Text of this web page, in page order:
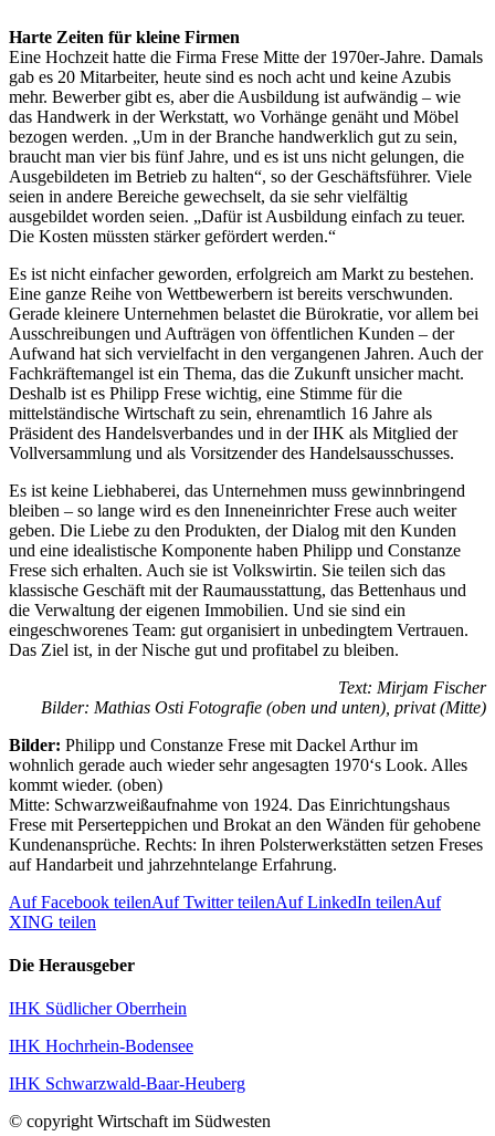
Harte Zeiten für kleine Firmen
Eine Hochzeit hatte die Firma Frese Mitte der 1970er-Jahre. Damals
gab es 20 Mitarbeiter, heute sind es noch acht und keine Azubis
mehr. Bewerber gibt es, aber die Ausbildung ist aufwändig – wie
das Handwerk in der Werkstatt, wo Vorhänge genäht und Möbel
bezogen werden. „Um in der Branche handwerklich gut zu sein,
braucht man vier bis fünf Jahre, und es ist uns nicht gelungen, die
Ausgebildeten im Betrieb zu halten“, so der Geschäftsführer. Viele
seien in andere Bereiche gewechselt, da sie sehr vielfältig
ausgebildet worden seien. „Dafür ist Ausbildung einfach zu teuer.
Die Kosten müssten stärker gefördert werden.“
Es ist nicht einfacher geworden, erfolgreich am Markt zu bestehen.
Eine ganze Reihe von Wettbewerbern ist bereits verschwunden.
Gerade kleinere Unternehmen belastet die Bürokratie, vor allem bei
Ausschreibungen und Aufträgen von öffentlichen Kunden – der
Aufwand hat sich vervielfacht in den vergangenen Jahren. Auch der
Fachkräftemangel ist ein Thema, das die Zukunft unsicher macht.
Deshalb ist es Philipp Frese wichtig, eine Stimme für die
mittelständische Wirtschaft zu sein, ehrenamtlich 16 Jahre als
Präsident des Handelsverbandes und in der IHK als Mitglied der
Vollversammlung und als Vorsitzender des Handelsausschusses.
Es ist keine Liebhaberei, das Unternehmen muss gewinnbringend
bleiben – so lange wird es den Inneneinrichter Frese auch weiter
geben. Die Liebe zu den Produkten, der Dialog mit den Kunden
und eine idealistische Komponente haben Philipp und Constanze
Frese sich erhalten. Auch sie ist Volkswirtin. Sie teilen sich das
klassische Geschäft mit der Raumausstattung, das Bettenhaus und
die Verwaltung der eigenen Immobilien. Und sie sind ein
eingeschworenes Team: gut organisiert in unbedingtem Vertrauen.
Das Ziel ist, in der Nische gut und profitabel zu bleiben.
Text: Mirjam Fischer
Bilder: Mathias Osti Fotografie (oben und unten), privat (Mitte)
Bilder: Philipp und Constanze Frese mit Dackel Arthur im
wohnlich gerade auch wieder sehr angesagten 1970‘s Look. Alles
kommt wieder. (oben)
Mitte: Schwarzweißaufnahme von 1924. Das Einrichtungshaus
Frese mit Perserteppichen und Brokat an den Wänden für gehobene
Kundenansprüche. Rechts: In ihren Polsterwerkstätten setzen Freses
auf Handarbeit und jahrzehntelange Erfahrung.
Auf Facebook teilenAuf Twitter teilenAuf LinkedIn teilenAuf
XING teilen
Die Herausgeber
IHK Südlicher Oberrhein
IHK Hochrhein-Bodensee
IHK Schwarzwald-Baar-Heuberg
© copyright Wirtschaft im Südwesten